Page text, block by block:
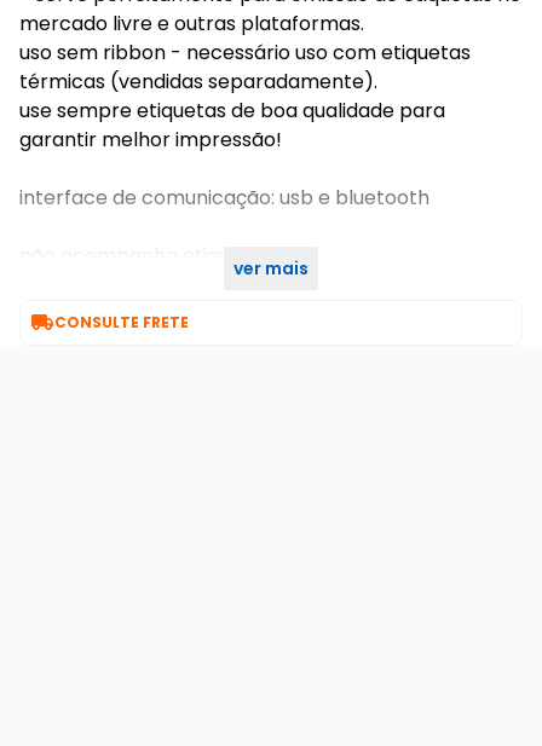
mercado livre e outras plataformas.
uso sem ribbon - necessário uso com etiquetas
térmicas (vendidas separadamente).
use sempre etiquetas de boa qualidade para
garantir melhor impressão!
interface de comunicação: usb e bluetooth
não acompanha etiquetaver mais
CONSULTE FRETE